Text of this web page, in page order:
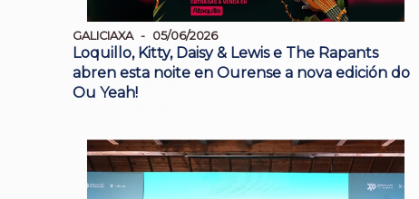
GALICIAXA 05/06/2026
Loquillo, Kitty, Daisy & Lewis e The Rapants
abren esta noite en Ourense a nova edición do
Ou Yeah!